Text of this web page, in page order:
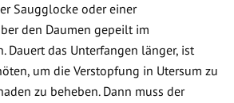
Saugglocke oder einer
den Daumen gepeilt im
Dauert das Unterfangen länger, ist
um die Verstopfung in Utersum zu
zu beheben. Dann muss der